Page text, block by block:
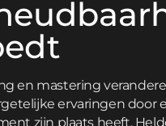
en mastering
ervaringen door
zijn plaats heeft.